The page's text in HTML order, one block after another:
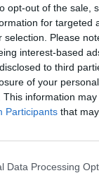
opt-out of the sale,
for targeted
selection. Please
interest-based
to third
of your
This information
Participants that
Data Processing
caramelos,
la aparición
de